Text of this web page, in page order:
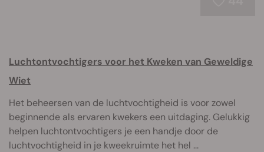
Luchtontvochtigers voor het Kweken van Geweldige
Wiet
Het beheersen van de luchtvochtigheid is voor zowel
beginnende als ervaren kwekers een uitdaging. Gelukkig
helpen luchtontvochtigers je een handje door de
luchtvochtigheid in je kweekruimte het hel ...